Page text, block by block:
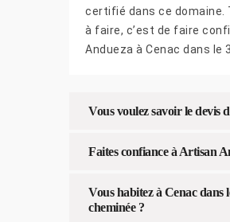
certifié dans ce domaine.
à faire, c’est de faire
Andueza à Cenac dans le
Vous voulez savoir le devis
Faites confiance à Artisan
Vous habitez à Cenac dans
cheminée ?